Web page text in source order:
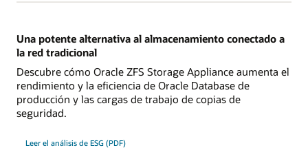
Una potente alternativa al almacenamiento conectado a
la red tradicional
Descubre cómo Oracle ZFS Storage Appliance aumenta el
rendimiento y la eficiencia de Oracle Database de
producción y las cargas de trabajo de copias de
seguridad.
Leer el análisis de ESG (PDF)